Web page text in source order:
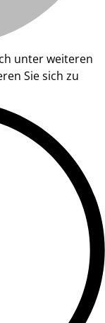
unter weiteren
Sie sich zu